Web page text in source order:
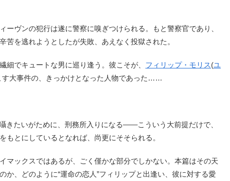
ヴンの犯行は遂に警察に嗅ぎつけられる。もと警察官であり、
を逃れようとしたが失敗、あえなく投獄された。
でキュートな男に巡り逢う。彼こそが、 フィリップ・モリス(ユ
大事件の、きっかけとなった人物であった……
きたいがために、刑務所入りになる――こういう大前提だけで、
とにしているとなれば、尚更にそそられる。
ックスではあるが、ごく僅かな部分でしかない。本篇はその天
、どのように“運命の恋人”フィリップと出逢い、彼に対する愛